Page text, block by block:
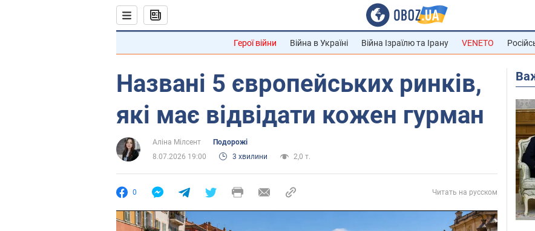
Герої війни Війна в Україні Війна Ізраїлю та Ірану VENETO
Названі 5 європейських ринків,
які має відвідати кожен гурман
Аліна Мілсент
Подорожі
8.07.2026 19:00
3 хвилини 2,0 т.
0 Читать на русском